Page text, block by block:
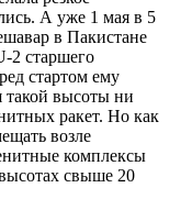
А уже 1 мая в 5
в Пакистане
2 старшего
стартом ему
такой высоты ни
ракет. Но как
возле
комплексы
свыше 20